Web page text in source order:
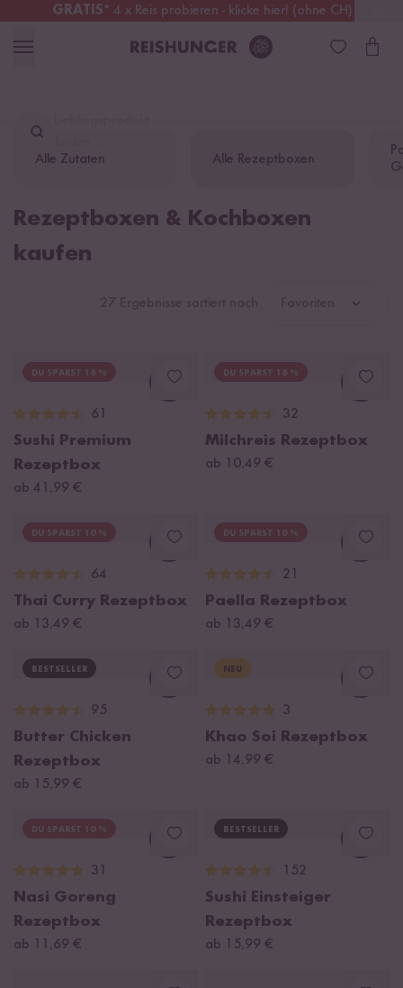
GRATIS* 4 x Reis probieren - klicke hier! (ohne CH)
Österreich Kostenloser Versand
Alle Zutaten
Alle Rezeptboxen
Rezeptboxen & Kochboxen
kaufen
DU SPARST 16 %
61
Sushi Premium
Rezeptbox
ab 41,99 €
DU SPARST 16 %
32
Milchreis Rezeptbox
ab 10,49 €
DU SPARST 10 %
64
Thai Curry Rezeptbox
ab 13,49 €
DU SPARST 10 %
21
Paella Rezeptbox
ab 13,49 €
BESTSELLER
95
Butter Chicken
Rezeptbox
ab 15,99 €
NEU
3
Khao Soi Rezeptbox
ab 14,99 €
DU SPARST 10 %
31
Nasi Goreng
Rezeptbox
ab 11,69 €
BESTSELLER
152
Sushi Einsteiger
Rezeptbox
ab 15,99 €